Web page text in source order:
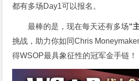
都有多场Day1可以报名。
最棒的是，现在每天还有多场“
挑战，助力你如同Chris
得WSOP最具象征性的冠军金手链！